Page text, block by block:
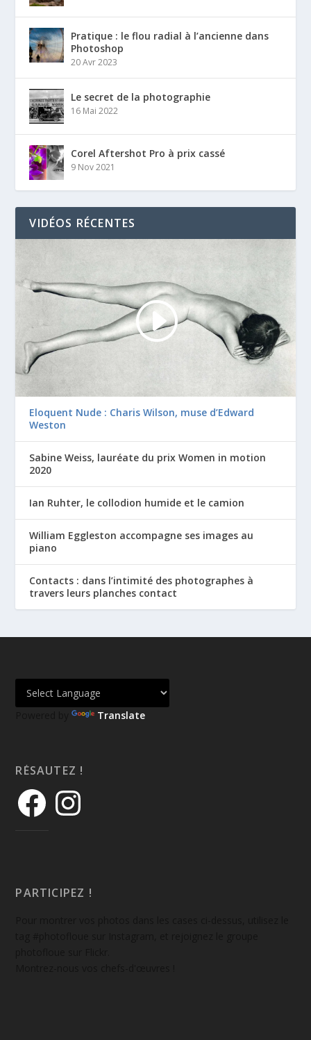
Pratique : le flou radial à l’ancienne dans
Photoshop
20 Avr 2023
Le secret de la photographie
16 Mai 2022
Corel Aftershot Pro à prix cassé
9 Nov 2021
VIDÉOS RÉCENTES
Eloquent Nude : Charis Wilson, muse d’Edward
Weston
Sabine Weiss, lauréate du prix Women in motion
2020
Ian Ruhter, le collodion humide et le camion
William Eggleston accompagne ses images au
piano
Contacts : dans l’intimité des photographes à
travers leurs planches contact
Powered by Translate
RÉSAUTEZ !
PARTICIPEZ !